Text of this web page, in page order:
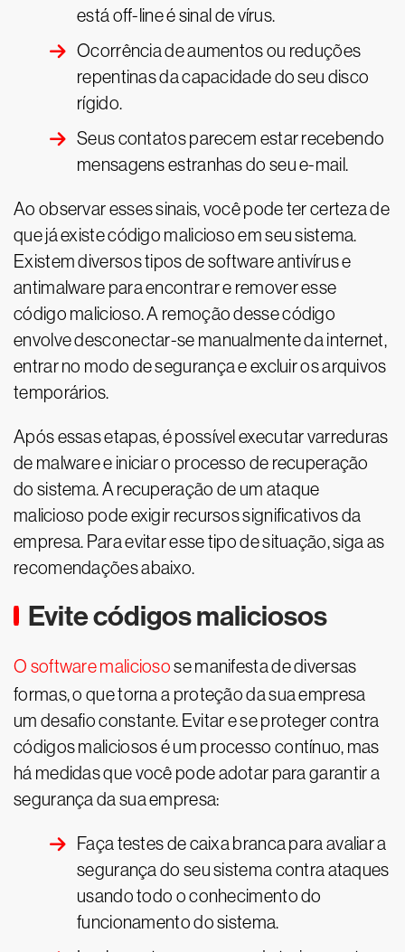
está off-line é sinal de vírus.
Ocorrência de aumentos ou reduções
repentinas da capacidade do seu disco
rígido.
Seus contatos parecem estar recebendo
mensagens estranhas do seu e-mail.
Ao observar esses sinais, você pode ter certeza de
que já existe código malicioso em seu sistema.
Existem diversos tipos de software antivírus e
antimalware para encontrar e remover esse
código malicioso. A remoção desse código
envolve desconectar-se manualmente da internet,
entrar no modo de segurança e excluir os arquivos
temporários.
Após essas etapas, é possível executar varreduras
de malware e iniciar o processo de recuperação
do sistema. A recuperação de um ataque
malicioso pode exigir recursos significativos da
empresa. Para evitar esse tipo de situação, siga as
recomendações abaixo.
Evite códigos maliciosos
O software maliciosose manifesta de diversas
formas, o que torna a proteção da sua empresa
um desafio constante. Evitar e se proteger contra
códigos maliciosos é um processo contínuo, mas
há medidas que você pode adotar para garantir a
segurança da sua empresa:
Faça testes de caixa branca para avaliar a
segurança do seu sistema contra ataques
usando todo o conhecimento do
funcionamento do sistema.